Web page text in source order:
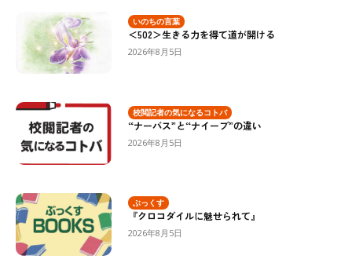
いのちの言葉
＜502＞生きる力を得て道が開ける
2026年8月5日
校閲記者の気になるコトバ
“ナーバス”と“ナイーブ”の違い
2026年8月5日
ぶっくす
『クロコダイルに魅せられて』
2026年8月5日